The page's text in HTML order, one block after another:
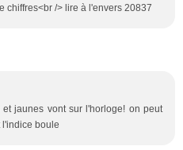
chiffres<br /> lire à l'envers 20837
jaunes vont sur l'horloge! on peut
boule